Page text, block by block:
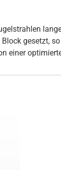
gesetzt,
einer